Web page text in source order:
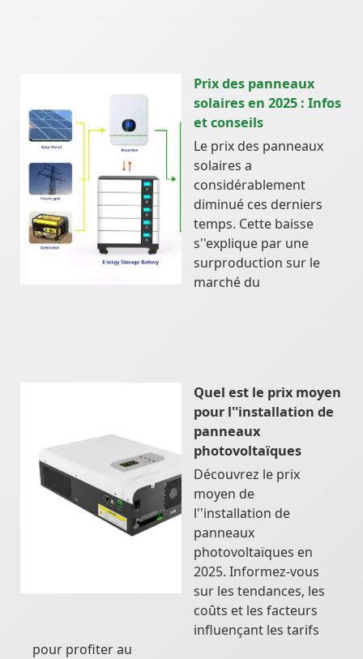
Prix des panneaux
solaires en 2025 : Infos
et conseils
Le prix des panneaux
solaires a
considérablement
diminué ces derniers
temps. Cette baisse
s''explique par une
surproduction sur le
marché du
Quel est le prix moyen
pour l''installation de
panneaux
photovoltaïques
Découvrez le prix
moyen de
l''installation de
panneaux
photovoltaïques en
2025. Informez-vous
sur les tendances, les
coûts et les facteurs
influençant les tarifs
pour profiter au